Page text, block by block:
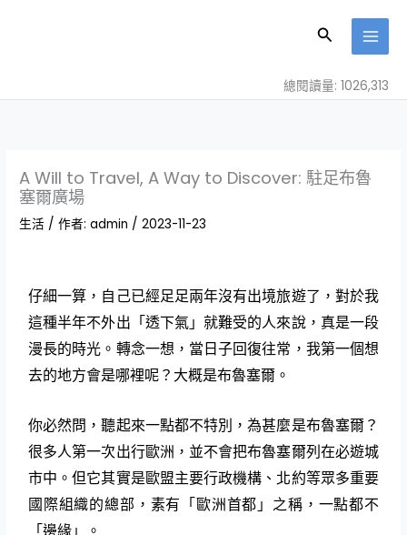
內
搜
總閱讀量: 1026,313
A Will to Travel, A Way to Discover: 駐足布魯
塞爾廣場
生活 / 作者:admin /2023-11-23
仔細一算，自己已經足足兩年沒有出境旅遊了，對於我
這種半年不外出「透下氣」就難受的人來說，真是一段
漫長的時光。轉念一想，當日子回復往常，我第一個想
去的地方會是哪裡呢？大概是布魯塞爾。
你必然問，聽起來一點都不特別，為甚麼是布魯塞爾？
很多人第一次出行歐洲，並不會把布魯塞爾列在必遊城
市中。但它其實是歐盟主要行政機構、北約等眾多重要
國際組織的總部，素有「歐洲首都」之稱，一點都不
「邊緣」。